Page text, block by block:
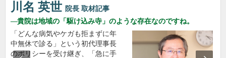
川名 英世 院長 取材記事
貴院は地域の「駆け込み寺」のような存在なのですね。
「どんな病気やケガも拒まずに年
中無休で診る」という初代理事長
のポリシーを受け継ぎ、「急に手